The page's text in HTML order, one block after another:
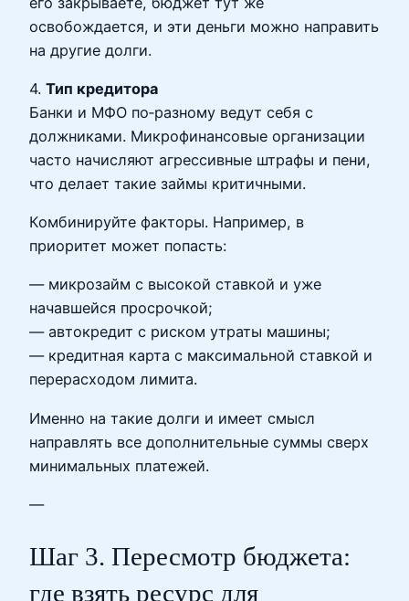
освобождается, и эти деньги можно направить
на другие долги.
4. Тип кредитора
Банки и МФО по‑разному ведут себя с
должниками. Микрофинансовые организации
часто начисляют агрессивные штрафы и пени,
что делает такие займы критичными.
Комбинируйте факторы. Например, в
приоритет может попасть:
— микрозайм с высокой ставкой и уже
начавшейся просрочкой;
— автокредит с риском утраты машины;
— кредитная карта с максимальной ставкой и
перерасходом лимита.
Именно на такие долги и имеет смысл
направлять все дополнительные суммы сверх
минимальных платежей.
—
Шаг 3. Пересмотр бюджета:
где взять ресурс для